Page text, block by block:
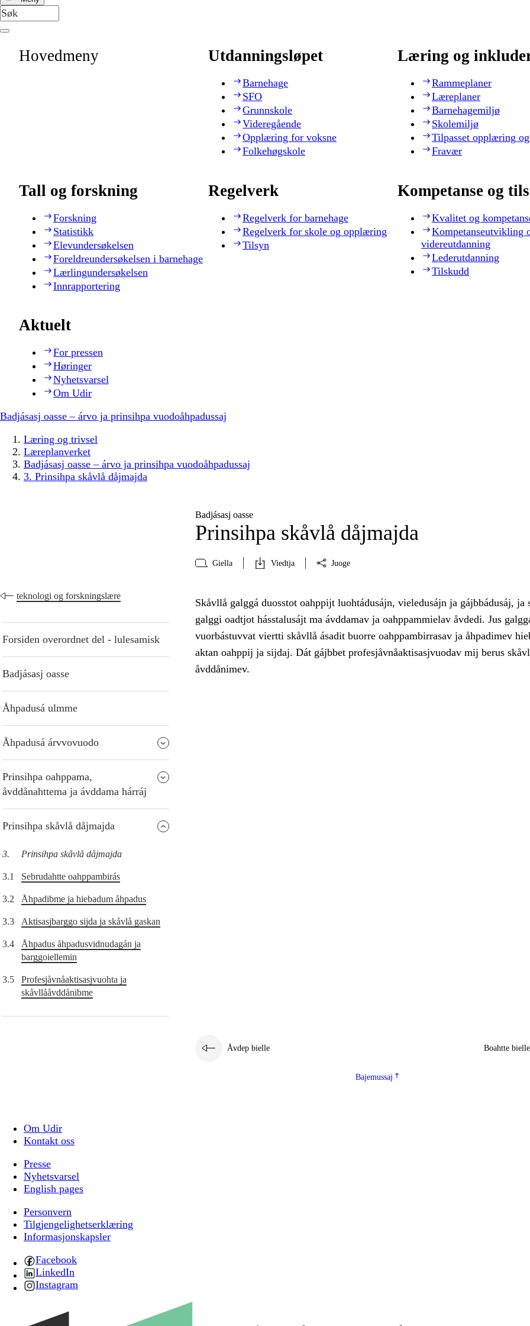
Hovedmeny Utdanningsløpet
Barnehage
SFO
Grunnskole
Videregående
Opplæring for voksne
Folkehøgskole
Læring og
Rammeplaner
Læreplaner
Barnehagemiljø
Skolemiljø
Tilpasset opplæring
Fravær
Tall og forskning
Forskning
Statistikk
Elevundersøkelsen
Foreldreundersøkelsen i barnehage
Lærlingundersøkelsen
Innrapportering
Regelverk
Regelverk for barnehage
Regelverk for skole og opplæring
Tilsyn
Kompetanse og
Kvalitet og
Kompetanseutvikling
videreutdanning
Lederutdanning
Tilskudd
Aktuelt
For pressen
Høringer
Nyhetsvarsel
Om Udir
Badjásasj oasse – árvo ja prinsihpa vuodoåhpadussaj
Læring og trivsel
Læreplanverket
Badjásasj oasse – árvo ja prinsihpa vuodoåhpadussaj
3. Prinsihpa skåvlå dåjmajda
Badjásasj oasse
Prinsihpa skåvlå dåjmajda
Giella Viedtja Juoge
teknologi og forskningslære
Forsiden overordnet del - lulesamisk
Badjásasj oasse
Åhpadusá ulmme
Åhpadusá árvvovuodo
Prinsihpa oahppama,
åvddånahttema ja ávddama hárráj
Prinsihpa skåvlå dåjmajda
3. Prinsihpa skåvlå dåjmajda
3.1 Sebrudahtte oahppambirás
3.2 Åhpadibme ja hiebadum åhpadus
3.3 Aktisasjbarggo sijda ja skåvlå gaskan
3.4
Åhpadus åhpadusvidnudagán ja
barggoiellemin
3.5
Profesjåvnåaktisasjvuohta ja
skåvllååvddånibme
Skåvllå galggá duosstot oahppijt luohtádusájn, vieledusájn ja gájbbádusáj, ja
galggi oadtjot hásstalusájt ma ávddamav ja oahppammielav åvdedi. Jus
vuorbástuvvat viertti skåvllå ásadit buorre oahppambirrasav ja åhpadimev
aktan oahppij ja sijdaj. Dát gájbbet profesjåvnåaktisasjvuodav mij berus
åvddånimev.
Åvdep bielle Boahtte bielle
Bajemussaj
Om Udir
Kontakt oss
Presse
Nyhetsvarsel
English pages
Personvern
Tilgjengelighetserklæring
Informasjonskapsler
Facebook
LinkedIn
Instagram